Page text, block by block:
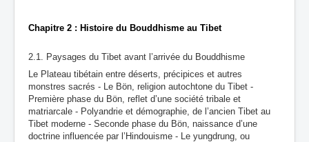
Chapitre 2 : Histoire du Bouddhisme au Tibet
2.1. Paysages du Tibet avant l’arrivée du Bouddhisme
Le Plateau tibétain entre déserts, précipices et autres
monstres sacrés - Le Bön, religion autochtone du Tibet -
Première phase du Bön, reflet d’une société tribale et
matriarcale - Polyandrie et démographie, de l’ancien Tibet au
Tibet moderne - Seconde phase du Bön, naissance d’une
doctrine influencée par l’Hindouisme - Le yungdrung, ou